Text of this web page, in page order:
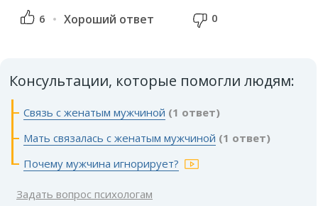
6 Хороший ответ 0
Консультации, которые помогли людям:
Связь с женатым мужчиной (1 ответ)
Мать связалась с женатым мужчиной (1 ответ)
Почему мужчина игнорирует?
Задать вопрос психологам